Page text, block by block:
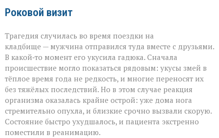
Роковой визит
Трагедия случилась во время поездки на
кладбище — мужчина отправился туда вместе с друзьями.
В какой‑то момент его укусила гадюка. Сначала
происшествие могло показаться рядовым: укусы змей в
тёплое время года не редкость, и многие переносят их
без тяжёлых последствий. Но в этом случае реакция
организма оказалась крайне острой: уже дома нога
стремительно опухла, и близкие срочно вызвали скорую.
Состояние быстро ухудшалось, и пациента экстренно
поместили в реанимацию.